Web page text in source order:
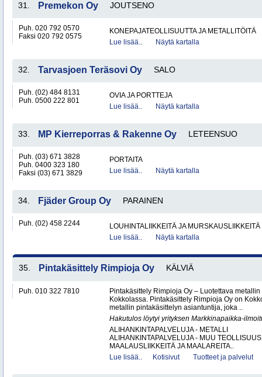
31. Premekon Oy JOUTSENO
Puh. 020 792 0570
Faksi 020 792 0575
KONEPAJATEOLLISUUTTA JA METALLITÖITÄ
Lue lisää..
Näytä kartalla
32. Tarvasjoen Teräsovi Oy SALO
Puh. (02) 484 8131
Puh. 0500 222 801
OVIA JA PORTTEJA
Lue lisää..
Näytä kartalla
33. MP Kierreporras & Rakenne Oy LETEENSUO
Puh. (03) 671 3828
Puh. 0400 323 180
Faksi (03) 671 3829
PORTAITA
Lue lisää..
Näytä kartalla
34. Fjäder Group Oy PARAINEN
Puh. (02) 458 2244
LOUHINTALIIKKEITÄ JA MURSKAUSLIIKKEITÄ
Lue lisää..
Näytä kartalla
35. Pintakäsittely Rimpioja Oy KÄLVIÄ
Puh. 010 322 7810
Pintakäsittely Rimpioja Oy – Luotettava
Kokkolassa. Pintakäsittely Rimpioja Oy on
metallin pintakäsittelyn asiantuntija, joka ..
Hakutulos löytyi yrityksen Markkinapaikka-
ALIHANKINTAPALVELUJA - METALLI
ALIHANKINTAPALVELUJA - MUU TEOLLISUUS
MAALAUSLIIKKEITÄ JA MAALAREITA..
Lue lisää..
Kotisivut Tuotteet ja palvelut